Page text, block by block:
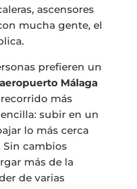
ascensores
mucha gente, el
prefieren un
Málaga
más
subir en un
lo más cerca
cambios
más de la
de varias